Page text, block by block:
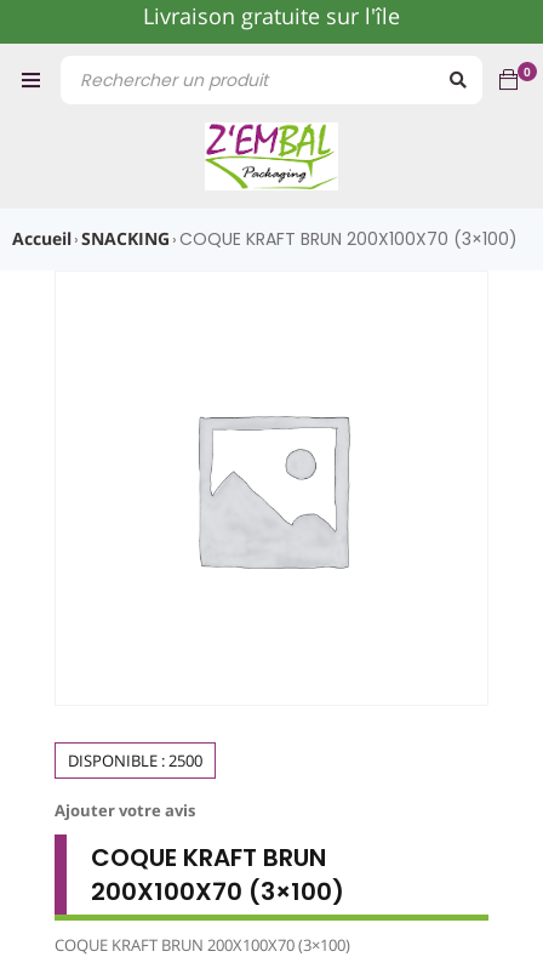
Livraison gratuite sur l'île
0
Accueil›SNACKING ›COQUE KRAFT BRUN 200X100X70 (3×100)
DISPONIBLE :2500
Ajouter votre avis
COQUE KRAFT BRUN
200X100X70 (3×100)
COQUE KRAFT BRUN 200X100X70 (3×100)